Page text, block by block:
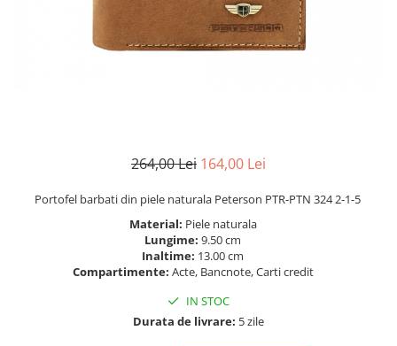
264,00 Lei 164,00 Lei
Portofel barbati din piele naturala Peterson PTR-PTN 324 2-1-5
Material: Piele naturala
Lungime: 9.50 cm
Inaltime: 13.00 cm
Compartimente: Acte, Bancnote, Carti credit
IN STOC
Durata de livrare: 5 zile